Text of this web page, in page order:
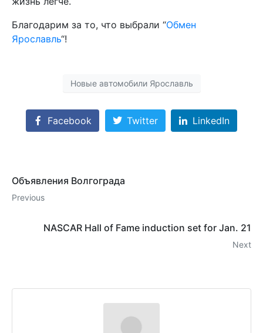
Благодарим за то, что выбрали “Обмен
Ярославль“!
Новые автомобили Ярославль
Facebook Twitter LinkedIn
Объявления Волгограда
Previous
NASCAR Hall of Fame induction set for Jan. 21
Next